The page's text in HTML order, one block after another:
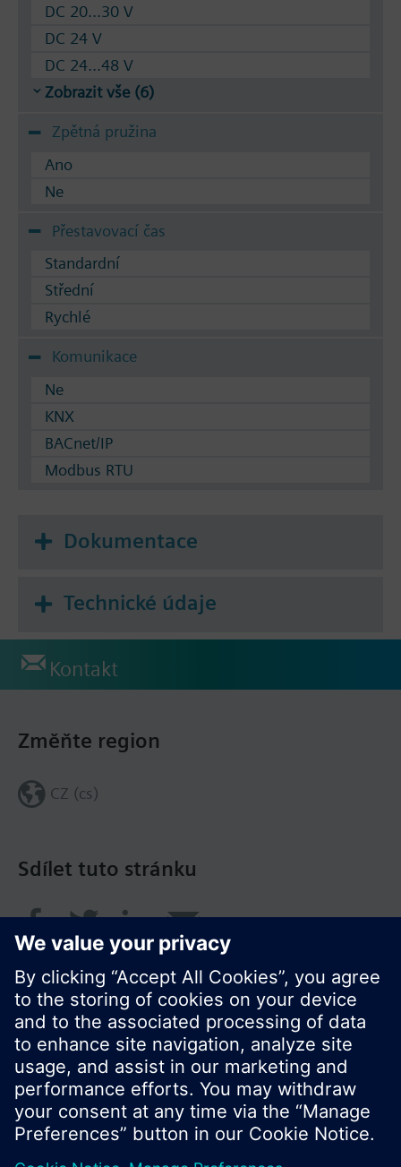
DC 20...30 V
DC 24 V
DC 24...48 V
Zobrazit vše (6)
Zpětná pružina
Ano
Ne
Přestavovací čas
Standardní
Střední
Rychlé
Komunikace
Ne
KNX
BACnet/IP
Modbus RTU
Dokumentace
Technické údaje
Kontakt
Sdílet tuto stránku
Změňte region
CZ (cs)
© Siemens Switzerland Ltd. 2017
Portfolio výrobků a ceny se mohou pro každou